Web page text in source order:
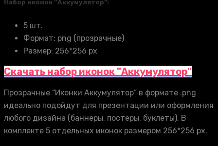
Набор иконок “Аккумулятор”:
5 шт.
Формат: png (прозрачные)
Размер: 256*256 px
Скачать набор иконок "Аккумулятор"
Прозрачные “Иконки Аккумулятор” в формате .png
идеально подойдут для презентации или оформления
любого дизайна (баннеры, постеры, буклеты). В
комплекте 5 отдельных иконок размером 256*256 px.